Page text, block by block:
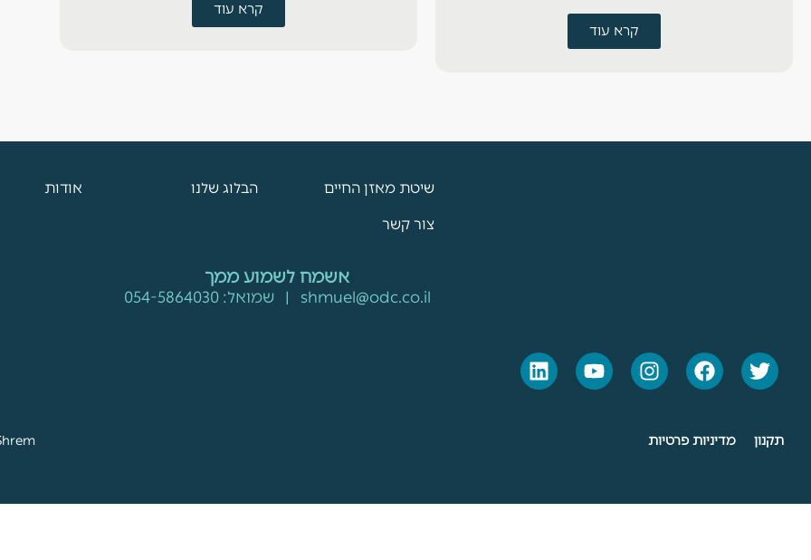
קרא עוד
קרא עוד
שיטת מאזן החיים הבלוג שלנו אודות
צור קשר
אשמח לשמוע ממך
shmuel@odc.co.il | שמואל:054-5864030
תקנון מדיניות פרטיות